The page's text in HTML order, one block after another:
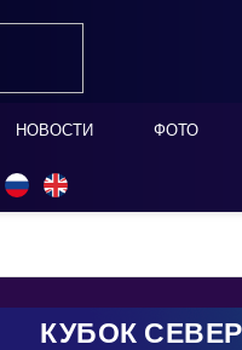
НОВОСТИ ФОТО
СКРЫТЬ
КУБОК